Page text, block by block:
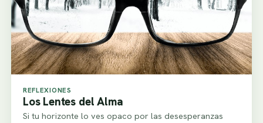
REFLEXIONES
Los Lentes del Alma
Si tu horizonte lo ves opaco por las desesperanzas